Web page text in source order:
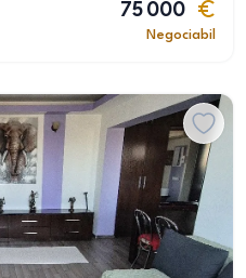
75 000
Negociabil